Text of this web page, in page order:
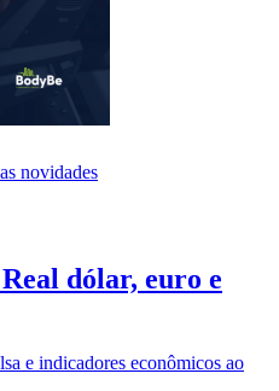
novidades
talentos
profissionais da região.